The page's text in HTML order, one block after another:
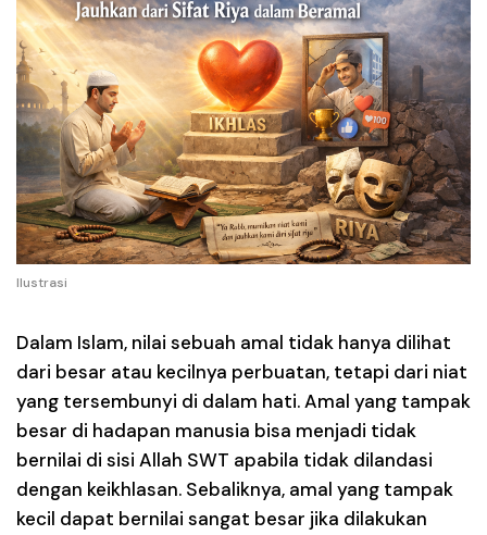
Ilustrasi
Dalam Islam, nilai sebuah amal tidak hanya dilihat
dari besar atau kecilnya perbuatan, tetapi dari niat
yang tersembunyi di dalam hati. Amal yang tampak
besar di hadapan manusia bisa menjadi tidak
bernilai di sisi Allah SWT apabila tidak dilandasi
dengan keikhlasan. Sebaliknya, amal yang tampak
kecil dapat bernilai sangat besar jika dilakukan